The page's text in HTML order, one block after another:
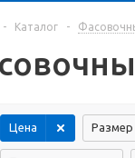
- Каталог -
Цена